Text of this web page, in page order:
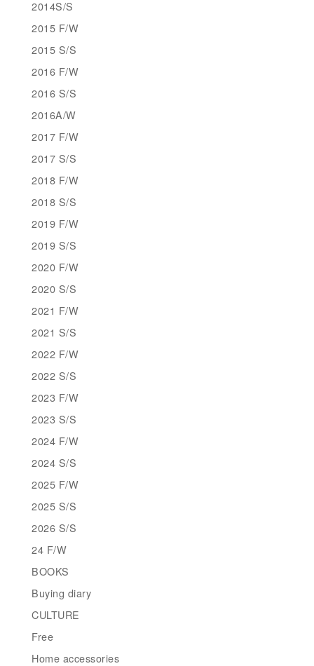
2014S/S
2015 F/W
2015 S/S
2016 F/W
2016 S/S
2016A/W
2017 F/W
2017 S/S
2018 F/W
2018 S/S
2019 F/W
2019 S/S
2020 F/W
2020 S/S
2021 F/W
2021 S/S
2022 F/W
2022 S/S
2023 F/W
2023 S/S
2024 F/W
2024 S/S
2025 F/W
2025 S/S
2026 S/S
24 F/W
BOOKS
Buying diary
CULTURE
Free
Home accessories